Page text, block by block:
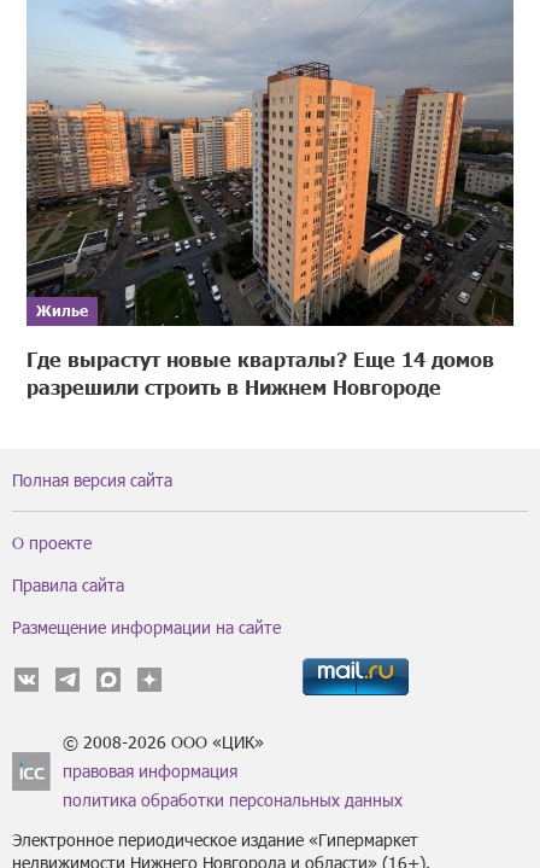
Жилье
Где вырастут новые кварталы? Еще 14 домов
разрешили строить в Нижнем Новгороде
Полная версия сайта
О проекте
Правила сайта
Размещение информации на сайте
© 2008-2026 ООО «ЦИК»
правовая информация
политика обработки персональных данных
Электронное периодическое издание «Гипермаркет
недвижимости Нижнего Новгорода и области» (16+).